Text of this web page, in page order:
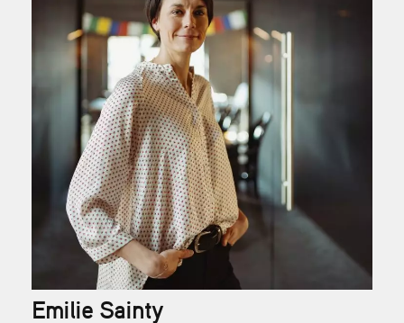
Emilie Sainty